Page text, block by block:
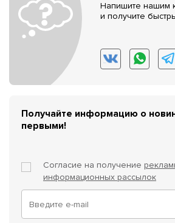
Напишите нашим
и получите
Получайте информацию о
первыми!
Согласие на получение
информационных рассылок